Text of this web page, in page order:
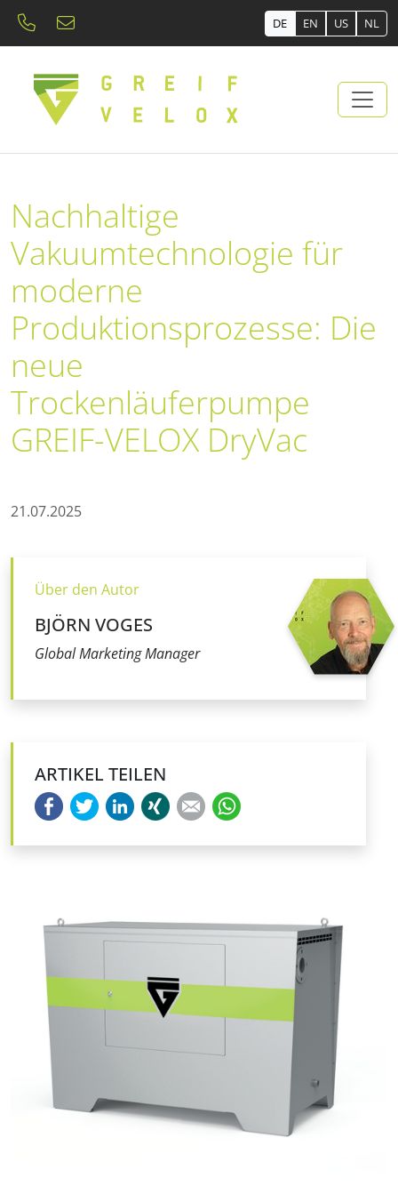
DE EN US NL
Nachhaltige
Vakuumtechnologie für
moderne
Produktionsprozesse: Die
neue
Trockenläuferpumpe
GREIF-VELOX DryVac
21.07.2025
Über den Autor
BJÖRN VOGES
Global Marketing Manager
ARTIKEL TEILEN
FacebookTwitterLinkedIn
Xing E-mail